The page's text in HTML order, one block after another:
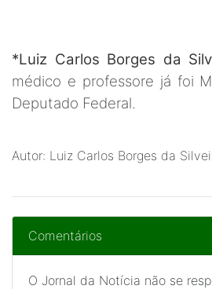
*Luiz Carlos Borges da
médico e professore já foi
Deputado Federal.
Autor: Luiz Carlos Borges da
Comentários
O Jornal da Notícia não se